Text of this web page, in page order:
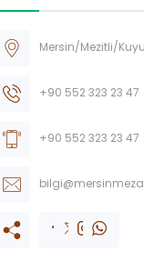
Mersin/Mezitli/
+90 552 323 23 47
+90 552 323 23 47